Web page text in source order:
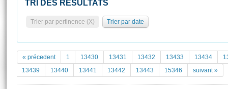
Pétitions
Documents parlementaires
Projets de loi
Statistiques et chiffres clés
Documents de référence
( Constitution | Règlement de l'Assemblée ... )
La Bibliothèque
Les archives
TRI DES RÉSULTATS
Trier par pertinence (X) Trier par date
« précedent 1 13430 13431 13432 13433 13434
13439
13440 13441 13442 13443 15346 suivant »